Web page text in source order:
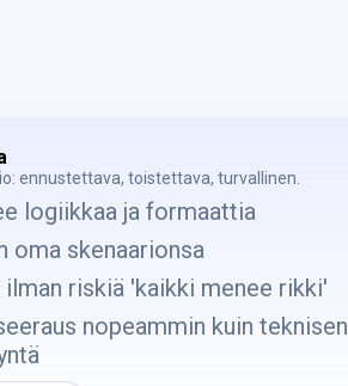
ennustettava, toistettava, turvallinen.
logiikkaa ja formaattia
oma skenaarionsa
riskiä 'kaikki menee rikki'
nopeammin kuin teknisen